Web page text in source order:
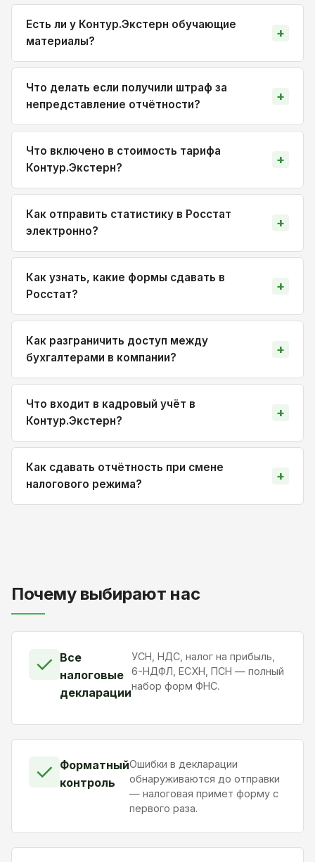
Есть ли у Контур.Экстерн обучающие
материалы?
Что делать если получили штраф за
непредставление отчётности?
Что включено в стоимость тарифа
Контур.Экстерн?
Как отправить статистику в Росстат
электронно?
Как узнать, какие формы сдавать в
Росстат?
Как разграничить доступ между
бухгалтерами в компании?
Что входит в кадровый учёт в
Контур.Экстерн?
Как сдавать отчётность при смене
налогового режима?
Почему выбирают нас
✓ Все
налоговые
декларации
УСН, НДС, налог на прибыль,
6-НДФЛ, ЕСХН, ПСН — полный
набор форм ФНС.
✓ Форматный
контроль
Ошибки в декларации
обнаруживаются до отправки
— налоговая примет форму с
первого раза.